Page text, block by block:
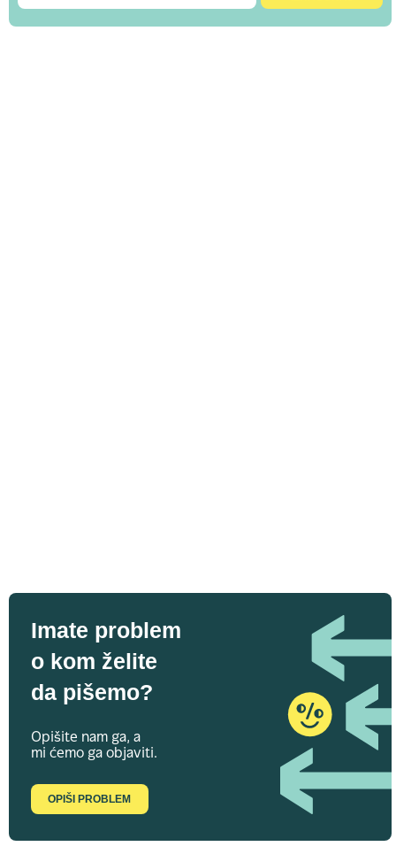
Imate problem
o kom želite
da pišemo?
Opišite nam ga, a
mi ćemo ga objaviti.
OPIŠI PROBLEM